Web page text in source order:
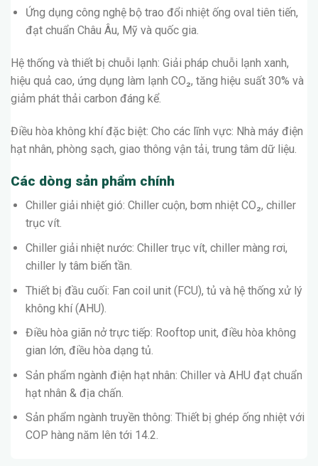
Ứng dụng công nghệ bộ trao đổi nhiệt ống oval tiên tiến,
đạt chuẩn Châu Âu, Mỹ và quốc gia.
Hệ thống và thiết bị chuỗi lạnh: Giải pháp chuỗi lạnh xanh,
hiệu quả cao, ứng dụng làm lạnh CO₂, tăng hiệu suất 30% và
giảm phát thải carbon đáng kể.
Điều hòa không khí đặc biệt: Cho các lĩnh vực: Nhà máy điện
hạt nhân, phòng sạch, giao thông vận tải, trung tâm dữ liệu.
Các dòng sản phẩm chính
Chiller giải nhiệt gió: Chiller cuộn, bơm nhiệt CO₂, chiller
trục vít.
Chiller giải nhiệt nước: Chiller trục vít, chiller màng rơi,
chiller ly tâm biến tần.
Thiết bị đầu cuối: Fan coil unit (FCU), tủ và hệ thống xử lý
không khí (AHU).
Điều hòa giãn nở trực tiếp: Rooftop unit, điều hòa không
gian lớn, điều hòa dạng tủ.
Sản phẩm ngành điện hạt nhân: Chiller và AHU đạt chuẩn
hạt nhân & địa chấn.
Sản phẩm ngành truyền thông: Thiết bị ghép ống nhiệt với
COP hàng năm lên tới 14.2.